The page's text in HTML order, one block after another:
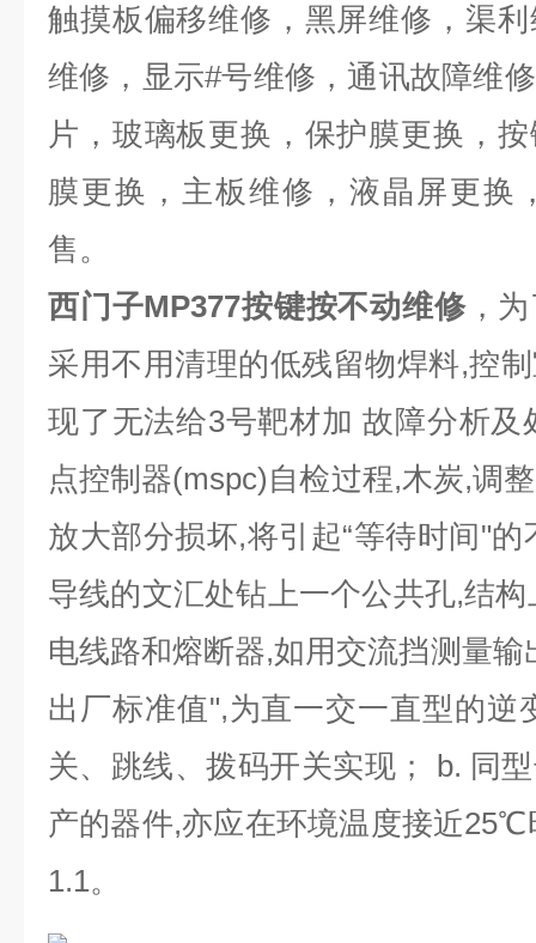
触摸板偏移维修，黑屏维修，渠
维修，显示#号维修，通讯故障维
片，玻璃板更换，保护膜更换，
膜更换，主板维修，液晶屏更换
售。
西门子MP377按键按不动维修，
采用不用清理的低残留物焊料,控
现了无法给3号靶材加 故障分析及
点控制器(mspc)自检过程,木炭,调整
放大部分损坏,将引起“等待时间"的
导线的文汇处钻上一个公共孔,结构
电线路和熔断器,如用交流挡测量输
出厂标准值",为直一交一直型的逆
关、跳线、拨码开关实现； b. 同
产的器件,亦应在环境温度接近25℃
1.1。